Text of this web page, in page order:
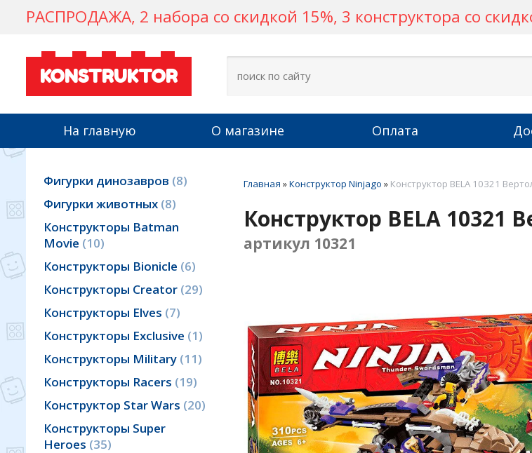
РАСПРОДАЖА, 2 набора со скидкой 15%, 3 конструктора со
KONSTRUKTOR
На главную О магазине Оплата
Фигурки динозавров 8
Фигурки животных 8
Конструкторы Batman
Movie 10
Конструкторы Bionicle 6
Конструкторы Creator 29
Конструкторы Elves 7
Конструкторы Exclusive 1
Конструкторы Military 11
Конструкторы Racers 19
Конструктор Star Wars 20
Конструкторы Super
Heroes 35
Главная »Конструктор Ninjago » Конструктор BELA 10321
Конструктор BELA 10321
артикул 10321